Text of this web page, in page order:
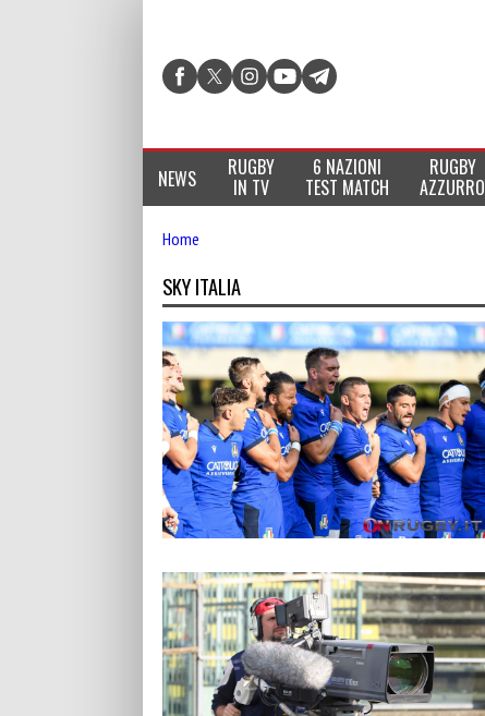
NEWS RUGBY
IN TV
6 NAZIONI
TEST MATCH
RUGBY
AZZURRO
Home
SKY ITALIA